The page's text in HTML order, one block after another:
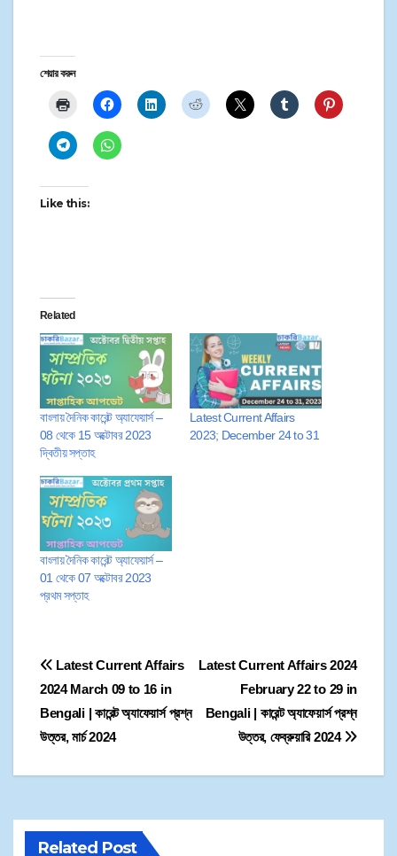
শেয়ার করুন
Like this:
Related
বাংলায় দৈনিক কারেন্ট অ্যাফেয়ার্স –
08 থেকে 15 অক্টোবর 2023
দ্বিতীয় সপ্তাহ
Latest Current Affairs
2023; December 24 to 31​
বাংলায় দৈনিক কারেন্ট অ্যাফেয়ার্স –
01 থেকে 07 অক্টোবর 2023
প্রথম সপ্তাহ
Latest Current Affairs 2024
February 22 to 29​ in
Bengali | কারেন্ট অ্যাফেয়ার্স প্রশ্ন
উত্তর, ফেব্রুয়ারি 2024
Latest Current Affairs
2024 March 09 to 16​ in
Bengali | কারেন্ট অ্যাফেয়ার্স প্রশ্ন
উত্তর, মার্চ 2024
Related Post